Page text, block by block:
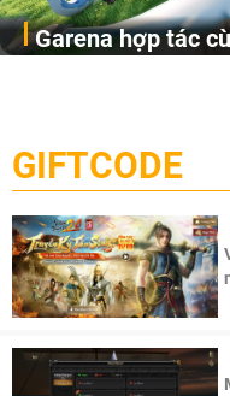
Garena hợp tác
cầu, theo giấy phép
Pocketpair, Inc.
GIFTCODE